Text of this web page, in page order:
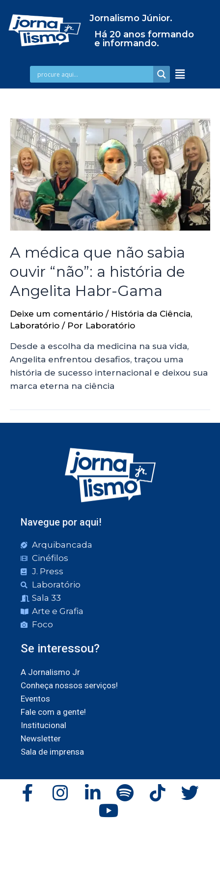
Jornalismo Júnior.
Há 20 anos formando
e informando.
A médica que não sabia
ouvir “não”: a história de
Angelita Habr-Gama
Deixe um comentário / História da Ciência,
Laboratório / Por Laboratório
Desde a escolha da medicina na sua vida,
Angelita enfrentou desafios, traçou uma
história de sucesso internacional e deixou sua
marca eterna na ciência
Navegue por aqui!
Arquibancada
Cinéfilos
J. Press
Laboratório
Sala 33
Arte e Grafia
Foco
Se interessou?
A Jornalismo Jr
Conheça nossos serviços!
Eventos
Fale com a gente!
Institucional
Newsletter
Sala de imprensa